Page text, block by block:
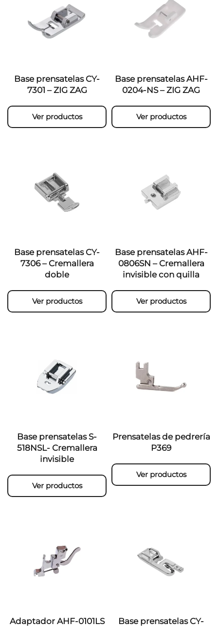
Base prensatelas CY-
7301 – ZIG ZAG
Ver productos
Base prensatelas AHF-
0204-NS – ZIG ZAG
Ver productos
Base prensatelas CY-
7306 – Cremallera
doble
Ver productos
Base prensatelas AHF-
0806SN – Cremallera
invisible con quilla
Ver productos
Base prensatelas S-
518NSL- Cremallera
invisible
Ver productos
Prensatelas de pedrería
P369
Ver productos
Adaptador AHF-0101LS Base prensatelas CY-